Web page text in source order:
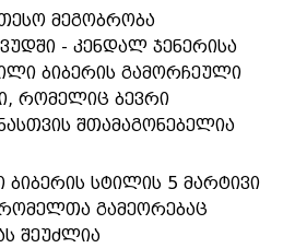
მეგობრობა
- კენდალ ჯენერისა
ბიბერის გამორჩეული
რომელიც ბევრი
შთამაგონებელია
ბიბერის სტილის 5 მარტივი
გამეორებაც
შეუძლია